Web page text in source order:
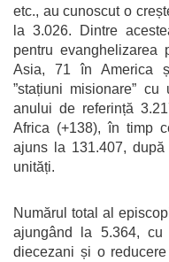
etc., au cunoscut o
la 3.026. Dintre
pentru
Asia, 71 în America
”stațiuni misionare”
anului de referință
Africa (+138), în timp
ajuns la 131.407,
unități.
Numărul total al
ajungând la 5.364,
diecezani și o